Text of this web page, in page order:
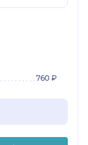
760 ₽